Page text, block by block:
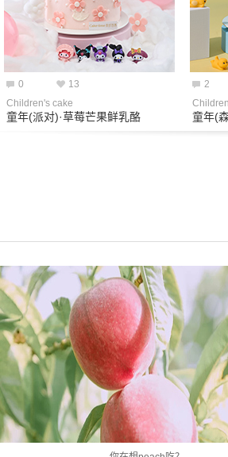
0
13
Children's cake
童年(派对)·草莓芒果鲜乳酪
2
童年(